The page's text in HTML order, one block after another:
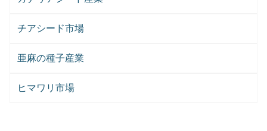
チアシード市場
亜麻の種子産業
ヒマワリ市場